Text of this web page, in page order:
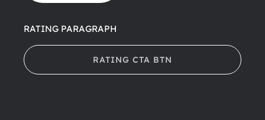
RATING PARAGRAPH
RATING CTA BTN